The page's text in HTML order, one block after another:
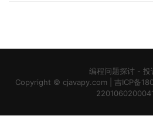
编程问题探讨 - 投
Copyright © cjavapy.com 吉ICP备